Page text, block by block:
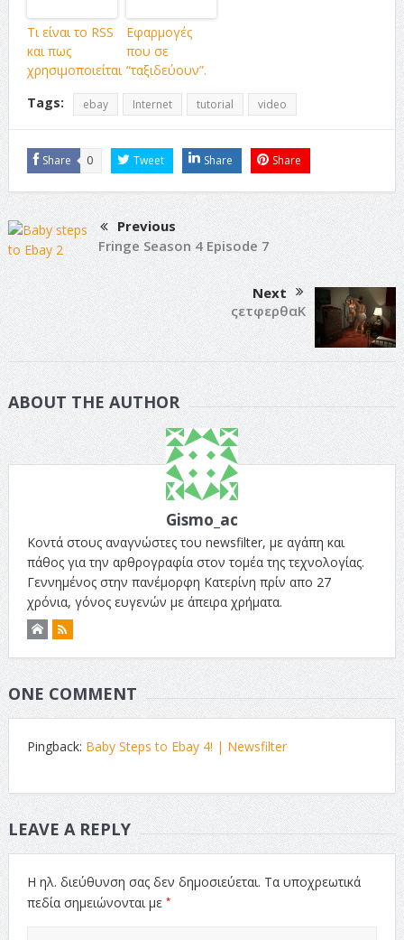
Τι είναι το RSS
και πως
χρησιμοποιείται
Εφαρμογές
που σε
“ταξιδεύουν”.
Tags:
ebay Internet tutorial video
Share 0 Tweet Share Share
Previous
Fringe Season 4 Episode 7
Next
ςετφερθαΚ
ABOUT THE AUTHOR
Gismo_ac
Κοντά στους αναγνώστες του newsfilter, με αγάπη και
πάθος για την αρθρογραφία στον τομέα της τεχνολογίας.
Γεννημένος στην πανέμορφη Κατερίνη πρίν απο 27
χρόνια, γόνος ευγενών με άπειρα χρήματα.
ONE COMMENT
Pingback: Baby Steps to Ebay 4! | Newsfilter
LEAVE A REPLY
Η ηλ. διεύθυνση σας δεν δημοσιεύεται. Τα υποχρεωτικά
πεδία σημειώνονται με *